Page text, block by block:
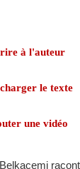
à l'auteur
le texte
une vidéo